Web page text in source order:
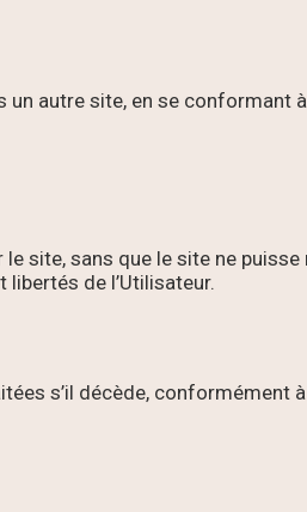
un autre site, en se conformant
site, sans que le site ne
de l’Utilisateur.
s’il décède, conformément